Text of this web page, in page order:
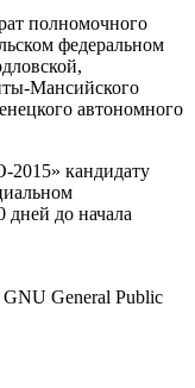
полномочного
федеральном
Мансийского
автономного
2015» кандидату
дней до начала
GNU General Public